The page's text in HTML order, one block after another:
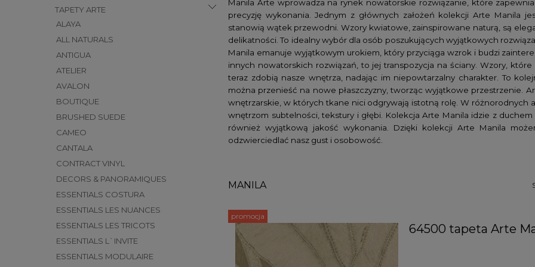
TAPETY ARTE
ALAYA
ALL NATURALS
ANTIGUA
ATELIER
AVALON
BOUTIQUE
BRUSHED SUEDE
CAMEO
CANTALA
CONTRACT VINYL
DECORS & PANORAMIQUES
ESSENTIALS COSTURA
ESSENTIALS LES NUANCES
ESSENTIALS LES TRICOTS
ESSENTIALS L`INVITE
ESSENTIALS MODULAIRE
Manila Arte wprowadza na rynek nowatorskie rozwiązanie, które
precyzję wykonania. Jednym z głównych założeń kolekcji Arte Manila
stanowią wątek przewodni. Wzory kwiatowe, zainspirowane naturą, są
delikatności. To idealny wybór dla osób poszukujących wyjątkowych
Manila emanuje wyjątkowym urokiem, który przyciąga wzrok i budzi
innych nowatorskich rozwiązań, to jej transpozycja na ściany. Wzory,
teraz zdobią nasze wnętrza, nadając im niepowtarzalny charakter. To
można przenieść na nowe płaszczyzny, tworząc wyjątkowe przestrzenie.
wnętrzarskie, w których tkane nici odgrywają istotną rolę. W różnorodnych
wnętrzom subtelności, tekstury i głębi. Kolekcja Arte Manila idzie z
również wyjątkową jakość wykonania. Dzięki kolekcji Arte Manila
odzwierciedlać nasz gust i osobowość.
MANILA
64500 tapeta Arte
promocja